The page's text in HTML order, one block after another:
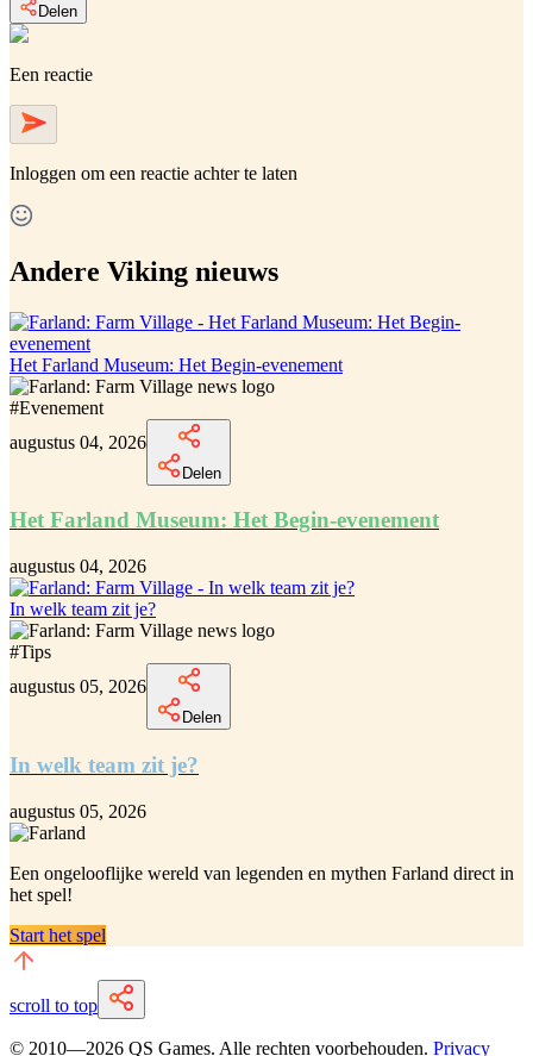
Delen
Een reactie
Inloggen om een reactie achter te laten
Andere Viking nieuws
Het Farland Museum: Het Begin-evenement
#Evenement
augustus 04, 2026
Delen
Het Farland Museum: Het Begin-evenement
augustus 04, 2026
In welk team zit je?
#Tips
augustus 05, 2026
Delen
In welk team zit je?
augustus 05, 2026
Een ongelooflijke wereld van legenden en mythen Farland direct in
het spel!
Start het spel
scroll to top
© 2010—2026 QS Games. Alle rechten voorbehouden. Privacy